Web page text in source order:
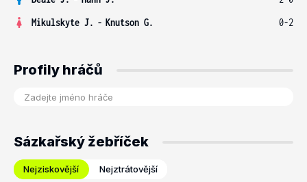
Mikulskyte J. - Knutson G. 0-2
Profily hráčů
Sázkařský žebříček
Nejziskovější Nejztrátovější